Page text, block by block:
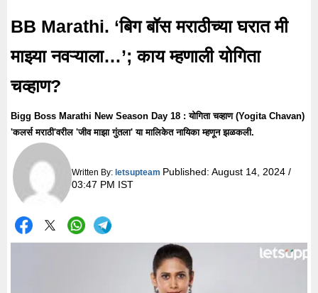
BB Marathi. ‘बिग बॉस मराठीच्या घरात मी
माझ्या नवऱ्याला…’; काय म्हणाली योगिता
चव्हाण?
Bigg Boss Marathi New Season Day 18 : योगिता चव्हाण (Yogita Chavan)
'कलर्स मराठी'वरील 'जीव माझा गुंतला' या मालिकेत नायिका म्हणून झळकली.
Written By:letsupteam Published:August 14, 2024 /
03:47 PM IST